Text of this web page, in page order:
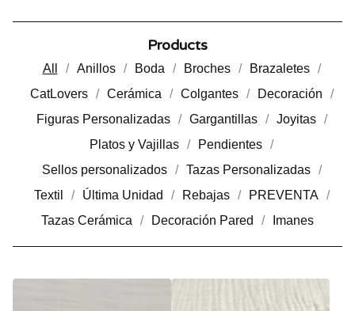
Products
All Anillos Boda Broches
Brazaletes
CatLovers
Cerámica Colgantes
Decoración
Figuras Personalizadas
Gargantillas
Joyitas
Platos y Vajillas
Pendientes
Sellos personalizados
Tazas Personalizadas
Textil
Última Unidad Rebajas
PREVENTA
Tazas Cerámica
Decoración Pared Imanes